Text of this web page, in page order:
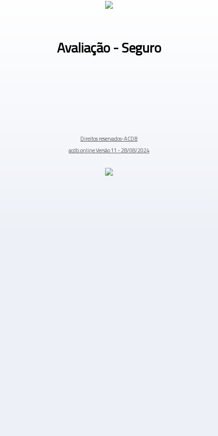
Avaliação - Seguro
Direitos reservados-ACDB
acdb.online Versão 11 - 28/08/2024